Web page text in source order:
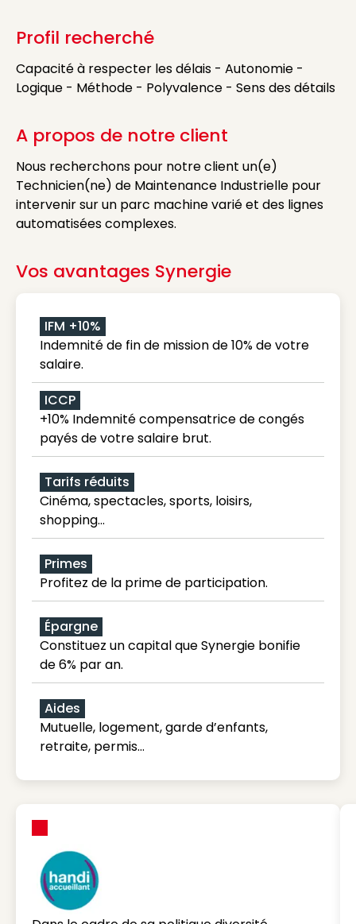
Profil recherché
Capacité à respecter les délais - Autonomie -
Logique - Méthode - Polyvalence - Sens des détails
A propos de notre client
Nous recherchons pour notre client un(e)
Technicien(ne) de Maintenance Industrielle pour
intervenir sur un parc machine varié et des lignes
automatisées complexes.
Vos avantages Synergie
IFM +10%
Indemnité de fin de mission de 10% de votre
salaire.
ICCP
+10% Indemnité compensatrice de congés
payés de votre salaire brut.
Tarifs réduits
Cinéma, spectacles, sports, loisirs,
shopping...
Primes
Profitez de la prime de participation.
Épargne
Constituez un capital que Synergie bonifie
de 6% par an.
Aides
Mutuelle, logement, garde d’enfants,
retraite, permis…